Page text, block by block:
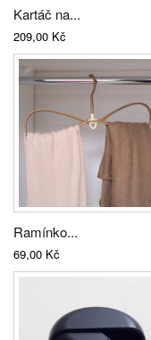
Kartáč na...
209,00 Kč
Ramínko...
69,00 Kč